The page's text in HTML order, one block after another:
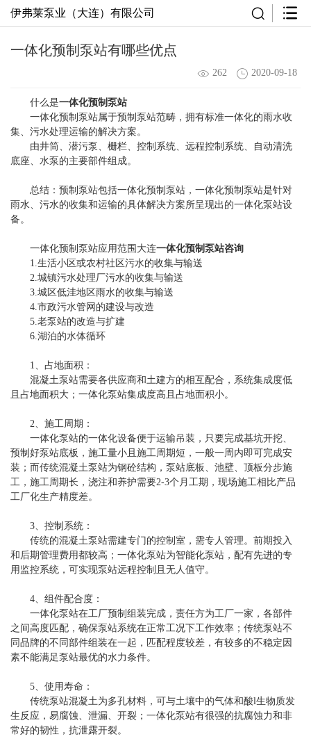
伊弗莱泵业（大连）有限公司
一体化预制泵站有哪些优点
262 2020-09-18
什么是一体化预制泵站
一体化预制泵站属于预制泵站范畴，拥有标准一体化的雨水收
集、污水处理运输的解决方案。
由井筒、潜污泵、栅栏、控制系统、远程控制系统、自动清洗
底座、水泵的主要部件组成。
总结：预制泵站包括一体化预制泵站，一体化预制泵站是针对
雨水、污水的收集和运输的具体解决方案所呈现出的一体化泵站设
备。
一体化预制泵站应用范围大连一体化预制泵站咨询
1.生活小区或农村社区污水的收集与输送
2.城镇污水处理厂污水的收集与输送
3.城区低洼地区雨水的收集与输送
4.市政污水管网的建设与改造
5.老泵站的改造与扩建
6.湖泊的水体循环
1、占地面积：
混凝土泵站需要各供应商和土建方的相互配合，系统集成度低
且占地面积大；一体化泵站集成度高且占地面积小。
2、施工周期：
一体化泵站的一体化设备便于运输吊装，只要完成基坑开挖、
预制好泵站底板，施工量小且施工周期短，一般一周内即可完成安
装；而传统混凝土泵站为钢砼结构，泵站底板、池壁、顶板分步施
工，施工周期长，浇注和养护需要2-3个月工期，现场施工相比产品
工厂化生产精度差。
3、控制系统：
传统的混凝土泵站需建专门的控制室，需专人管理。前期投入
和后期管理费用都较高；一体化泵站为智能化泵站，配有先进的专
用监控系统，可实现泵站远程控制且无人值守。
4、组件配合度：
一体化泵站在工厂预制组装完成，责任方为工厂一家，各部件
之间高度匹配，确保泵站系统在正常工况下工作效率；传统泵站不
同品牌的不同部件组装在一起，匹配程度较差，有较多的不稳定因
素不能满足泵站最优的水力条件。
5、使用寿命：
传统泵站混凝土为多孔材料，可与土壤中的气体和酸l生物质发
生反应，易腐蚀、泄漏、开裂；一体化泵站有很强的抗腐蚀力和非
常好的韧性，抗泄露开裂。